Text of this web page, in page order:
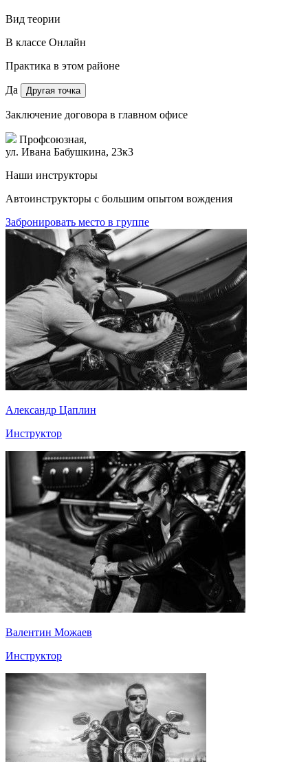
Вид теории
В классе Онлайн
Практика в этом районе
Да Другая точка
Заключение договора в главном офисе
Профсоюзная,
ул. Ивана Бабушкина, 23к3
Наши инструкторы
Автоинструкторы с большим опытом вождения
Забронировать место в группе
Александр Цаплин
Инструктор
Валентин Можаев
Инструктор